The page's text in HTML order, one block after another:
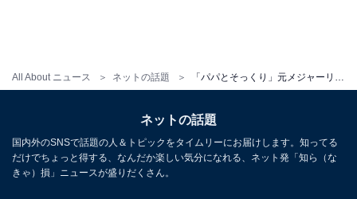
All About ニュース ネットの話題
ネットの話題
国内外のSNSで話題の人＆トピックをタイムリーにお届けします。知ってる
だけでちょっと得する、なんだか楽しい気分になれる、ネット発「知ら（な
きゃ）損」ニュースが盛りだくさん。